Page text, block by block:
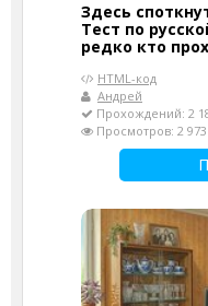
Здесь
Тест по
редко кто
HTML-код
Андрей
Прохождений: 2
Просмотров: 2 973